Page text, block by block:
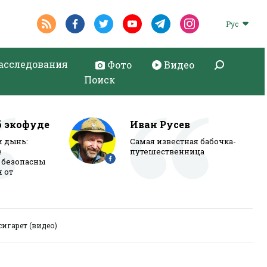
Рус
Фото
Видео
Поиск
экофуде
дынь:
от
Иван Русев
Самая известная бабочка-
путешественница
(видео)